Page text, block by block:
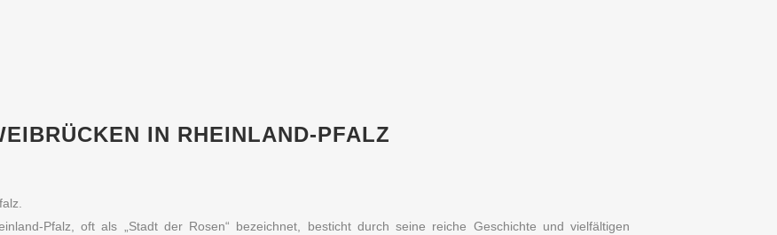
IN RHEINLAND-PFALZ
Pfalz, oft als „Stadt der Rosen“ bezeichnet, besticht durch seine reiche Geschichte und vielfältigen